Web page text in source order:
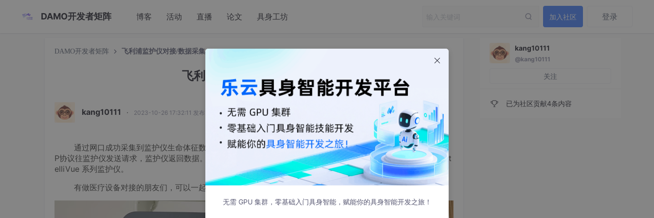
DAMO开发者矩阵 博客 活动 直播 论文 具身工坊 加入社区 登录
DAMO开发者矩阵 飞利浦监护仪对接/数据采集
飞利浦监护仪对接/数据采集
kang10111 · 2023-10-26 17:32:11 发布
通过网口成功采集到监护仪生命体征数据 HR、RR、SpO2、PR、PI、NBP等数据，是我们作为客户端通过UD
P协议往监护仪发送请求，监护仪返回数据。返回的并不是HL7协议的数据，需要根据文档去解析字节流。适用于 Int
elliVue 系列监护仪。
有做医疗设备对接的朋友们，可以一起交流，共同进步。
kang10111
@kang10111
关注
已为社区贡献4条内容
无需 GPU 集群，零基础入门具身智能，赋能你的具身智能开发之旅！